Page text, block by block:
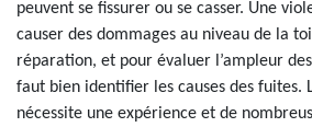
peuvent se fissurer ou se casser. Une
causer des dommages au niveau de la
réparation, et pour évaluer l’ampleur
faut bien identifier les causes des fuites.
nécessite une expérience et de